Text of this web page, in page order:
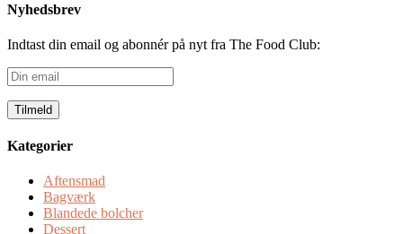
Nyhedsbrev
Indtast din email og abonnér på nyt fra The Food Club:
Din
email
Kategorier
Aftensmad
Bagværk
Blandede bolcher
Dessert